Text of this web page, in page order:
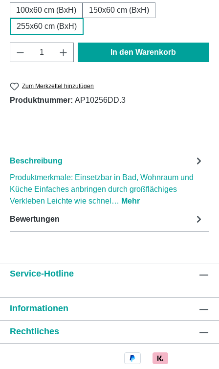
100x60 cm (BxH)
150x60 cm (BxH)
255x60 cm (BxH)
Produkt Anzahl: Gib den gewünschten
In den Warenkorb
Zum Merkzettel hinzufügen
Produktnummer: AP10256DD.3
Beschreibung
Produktmerkmale: Einsetzbar in Bad, Wohnraum und
Küche Einfaches anbringen durch großflächiges
Verkleben Leichte wie schnel… Mehr
Bewertungen
Service-Hotline
Informationen
Rechtliches